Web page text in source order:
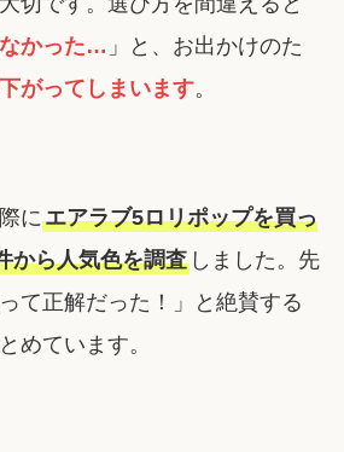
かった… 」と、お出かけのた
がってしまいます。
にエアラブ5ロリポップを買っ
から人気色を調査しました。先
て正解だった！」と絶賛する
めています。